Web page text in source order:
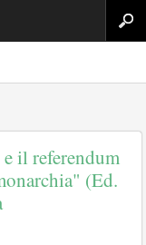
il referendum
(Ed.